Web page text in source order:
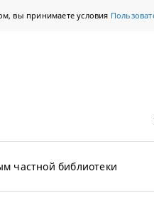
вы принимаете условия
частной библиотеки